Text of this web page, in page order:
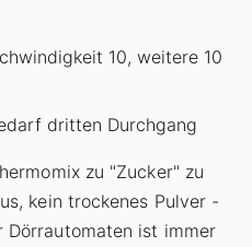
10, weitere 10
dritten Durchgang
zu "Zucker" zu
kein trockenes Pulver -
Dörrautomaten ist immer